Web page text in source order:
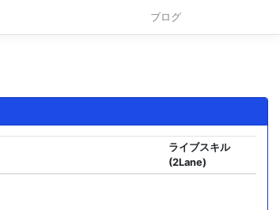
ブログ
ライブスキル
(2Lane)